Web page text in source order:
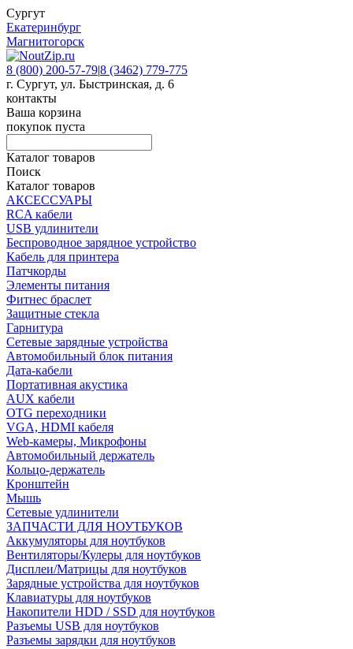
Сургут
Екатеринбург
Магнитогорск
8 (800) 200-57-79|8 (3462) 779-775
г. Сургут, ул. Быстринская, д. 6
контакты
Ваша корзина
покупок пуста
Каталог товаров
Поиск
Каталог товаров
АКСЕССУАРЫ
RCA кабели
USB удлинители
Беспроводное зарядное устройство
Кабель для принтера
Патчкорды
Элементы питания
Фитнес браслет
Защитные стекла
Гарнитура
Сетевые зарядные устройства
Автомобильный блок питания
Дата-кабели
Портативная акустика
AUX кабели
OTG переходники
VGA, HDMI кабеля
Web-камеры, Микрофоны
Автомобильный держатель
Кольцо-держатель
Кронштейн
Мышь
Сетевые удлинители
ЗАПЧАСТИ ДЛЯ НОУТБУКОВ
Аккумуляторы для ноутбуков
Вентиляторы/Кулеры для ноутбуков
Дисплеи/Матрицы для ноутбуков
Зарядные устройства для ноутбуков
Клавиатуры для ноутбуков
Накопители HDD / SSD для ноутбуков
Разъемы USB для ноутбуков
Разъемы зарядки для ноутбуков